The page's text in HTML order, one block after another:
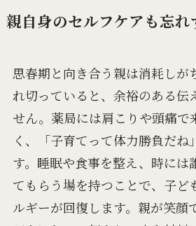
親自身のセルフケアも忘れ
思春期と向き合う親は消耗しが
れ切っていると、余裕のある伝
せん。薬局には肩こりや頭痛で
く、「子育てって体力勝負だね
す。睡眠や食事を整え、時には
てもらう場を持つことで、子ど
ルギーが回復します。親が笑顔